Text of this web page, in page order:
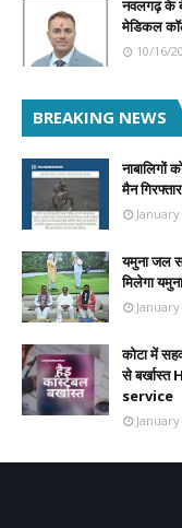
नवलगढ़ के
मेडिकल
10/16/
BREAKING NEWS
नाबालिगों
मैन
यमुना जल
मिलेगा
कोटा में
से
service